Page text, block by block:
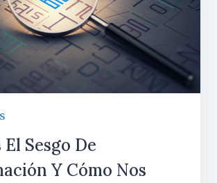
El Sesgo De
Y Cómo Nos